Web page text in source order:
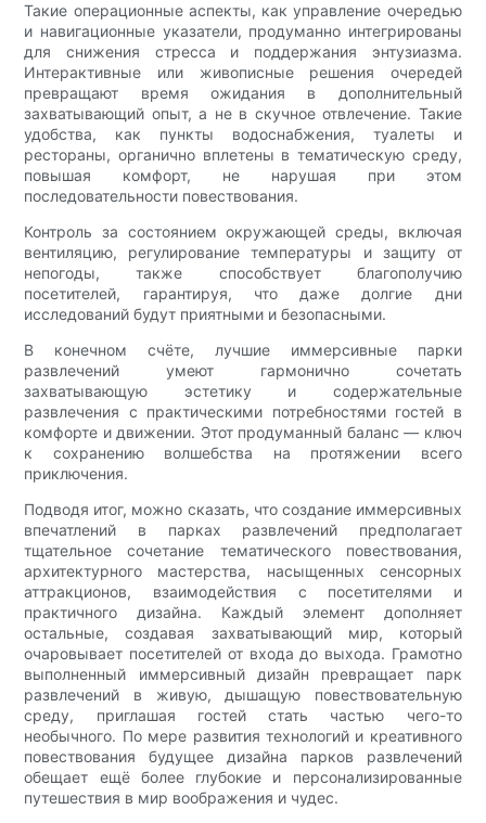
Такие операционные аспекты, как управление очередью
и навигационные указатели, продуманно интегрированы
для снижения стресса и поддержания энтузиазма.
Интерактивные или живописные решения очередей
превращают время ожидания в дополнительный
захватывающий опыт, а не в скучное отвлечение. Такие
удобства, как пункты водоснабжения, туалеты и
рестораны, органично вплетены в тематическую среду,
повышая комфорт, не нарушая при этом
последовательности повествования.
Контроль за состоянием окружающей среды, включая
вентиляцию, регулирование температуры и защиту от
непогоды, также способствует благополучию
посетителей, гарантируя, что даже долгие дни
исследований будут приятными и безопасными.
В конечном счёте, лучшие иммерсивные парки
развлечений умеют гармонично сочетать
захватывающую эстетику и содержательные
развлечения с практическими потребностями гостей в
комфорте и движении. Этот продуманный баланс — ключ
к сохранению волшебства на протяжении всего
приключения.
Подводя итог, можно сказать, что создание иммерсивных
впечатлений в парках развлечений предполагает
тщательное сочетание тематического повествования,
архитектурного мастерства, насыщенных сенсорных
аттракционов, взаимодействия с посетителями и
практичного дизайна. Каждый элемент дополняет
остальные, создавая захватывающий мир, который
очаровывает посетителей от входа до выхода. Грамотно
выполненный иммерсивный дизайн превращает парк
развлечений в живую, дышащую повествовательную
среду, приглашая гостей стать частью чего-то
необычного. По мере развития технологий и креативного
повествования будущее дизайна парков развлечений
обещает ещё более глубокие и персонализированные
путешествия в мир воображения и чудес.